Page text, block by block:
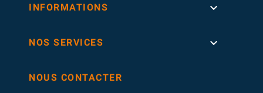
INFORMATIONS 
NOS SERVICES 
NOUS CONTACTER